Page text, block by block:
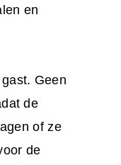
en
Geen
de
of ze
de